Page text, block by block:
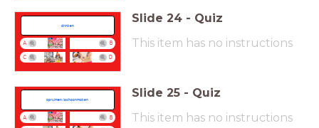
drinken
A B
C D
Slide 24 - Quiz
This item has no instructions
opruimen / schoonmaken
A B
Slide 25 - Quiz
This item has no instructions